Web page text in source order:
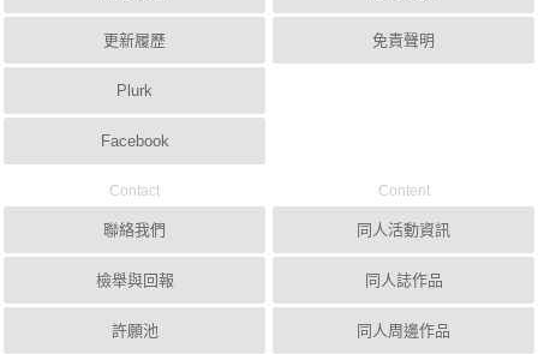
更新履歷
Plurk
Facebook
免責聲明
Contact
聯絡我們
檢舉與回報
許願池
Content
同人活動資訊
同人誌作品
同人周邊作品